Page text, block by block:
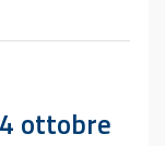
ottobre